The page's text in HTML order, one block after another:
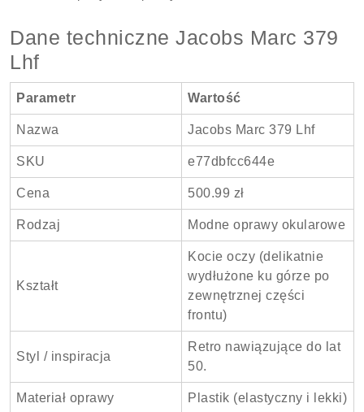
Dane techniczne Jacobs Marc 379
Lhf
Parametr Wartość
Nazwa Jacobs Marc 379 Lhf
SKU e77dbfcc644e
Cena 500.99 zł
Rodzaj Modne oprawy okularowe
Kształt
Kocie oczy (delikatnie
wydłużone ku górze po
zewnętrznej części
frontu)
Styl / inspiracja
Retro nawiązujące do lat
50.
Materiał oprawy Plastik (elastyczny i lekki)